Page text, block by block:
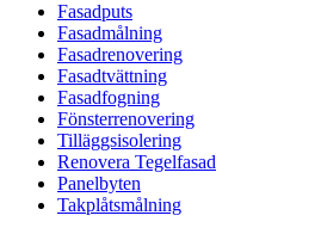
Fasadputs
Fasadmålning
Fasadrenovering
Fasadtvättning
Fasadfogning
Fönsterrenovering
Tilläggsisolering
Renovera Tegelfasad
Panelbyten
Takplåtsmålning